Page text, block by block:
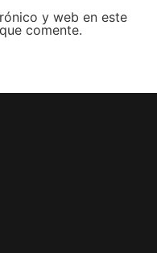
y web en este
comente.